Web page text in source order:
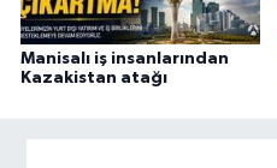
Manisalı iş insanlarından
Kazakistan atağı